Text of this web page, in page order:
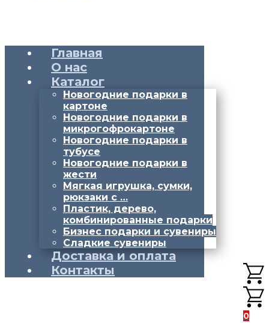
Главная
О нас
Каталог
Новогодние подарки в
картоне
Новогодние подарки в
микрогофрокартоне
Новогодние подарки в
тубусе
Новогодние подарки в
жести
Мягкая игрушка, сумки,
рюкзаки с …
Пластик, дерево,
комбинированные подарки
Бизнес подарки и сувениры
Сладкие сувениры
Доставка и оплата
Контакты
0